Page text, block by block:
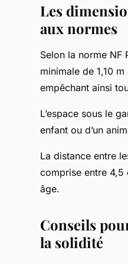
Les
aux normes
Selon la norme
minimale de 1,10
empêchant ainsi
L’espace sous le
enfant ou d’un
La distance entre
comprise entre 4,5
âge.
Conseils
la solidité